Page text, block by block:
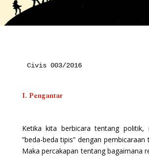
Civis 003/2016
I. Pengantar
Ketika kita berbicara tentang politik,
”beda-beda tipis” dengan pembicaraan
Maka percakapan tentang bagaimana